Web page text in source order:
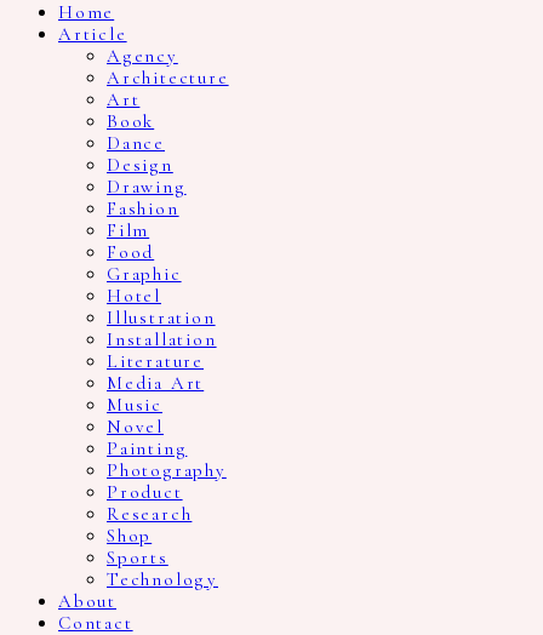
Home
Article
Agency
Architecture
Art
Book
Dance
Design
Drawing
Fashion
Film
Food
Graphic
Hotel
Illustration
Installation
Literature
Media Art
Music
Novel
Painting
Photography
Product
Research
Shop
Sports
Technology
About
Contact